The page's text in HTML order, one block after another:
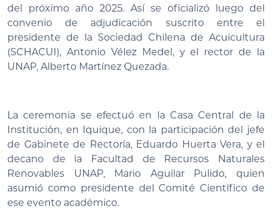
del próximo año 2025. Así se oficializó luego del
convenio de adjudicación suscrito entre el
presidente de la Sociedad Chilena de Acuicultura
(SCHACUI), Antonio Vélez Medel, y el rector de la
UNAP, Alberto Martínez Quezada.
La ceremonia se efectuó en la Casa Central de la
Institución, en Iquique, con la participación del jefe
de Gabinete de Rectoría, Eduardo Huerta Vera, y el
decano de la Facultad de Recursos Naturales
Renovables UNAP, Mario Aguilar Pulido, quien
asumió como presidente del Comité Científico de
ese evento académico.